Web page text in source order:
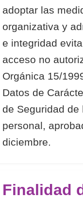
adoptar las
organizativa y
e integridad
acceso no
Orgánica 15/
Datos de
de Seguridad
personal,
diciembre.
Finalidad